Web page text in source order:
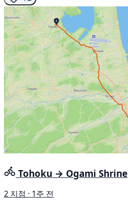
Tohoku → Ogami Shrine
2 지점 · 1주 전